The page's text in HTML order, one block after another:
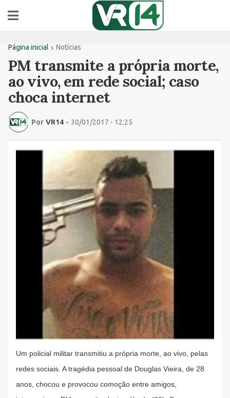
Página inicial Notícias
PM transmite a própria morte,
ao vivo, em rede social; caso
choca internet
Por VR14 - 30/01/2017 - 12:25
Um policial militar transmitiu a própria morte, ao vivo, pelas
redes sociais. A tragédia pessoal de Douglas Vieira, de 28
anos, chocou e provocou comoção entre amigos,